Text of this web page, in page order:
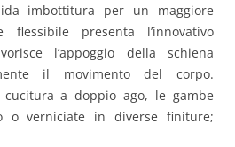
imbottitura per un maggiore
flessibile presenta l’innovativo
l’appoggio della schiena
il movimento del corpo.
a doppio ago, le gambe
o verniciate in diverse finiture;